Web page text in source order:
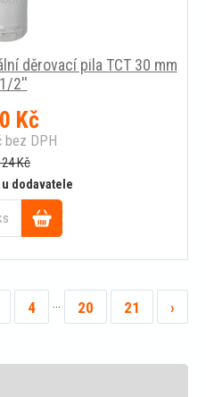
děrovací pila TCT 30 mm
1/2''
Kč
bez DPH
Kč
dodavatele
Do
košíku
4 … 20 21 ›